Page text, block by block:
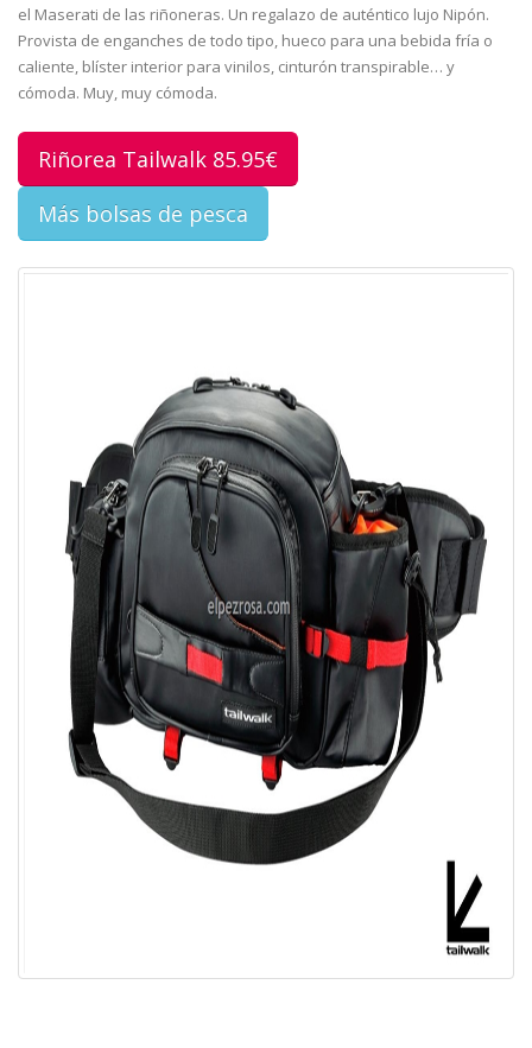
el Maserati de las riñoneras. Un regalazo de auténtico lujo Nipón.
Provista de enganches de todo tipo, hueco para una bebida fría o
caliente, blíster interior para vinilos, cinturón transpirable… y
cómoda. Muy, muy cómoda.
Riñorea Tailwalk 85.95€
Más bolsas de pesca